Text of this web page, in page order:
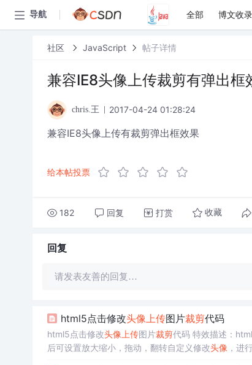
导航 全部 博文收录
社区 JavaScript 帖子详情
兼容IE8头像上传裁剪有弹出框
chris.王 2017-04-24 01:28:24
兼容IE8头像上传有裁剪弹出框效果
给本帖投票
182 回复 打赏 收藏
回复
请发表友善的回复…
html5点击修改头像上传图片裁剪代码
html5点击修改头像 上传图片裁剪代码 特效描述：
后可设置放大缩小，拖动，翻转自定义修改头像 ，进